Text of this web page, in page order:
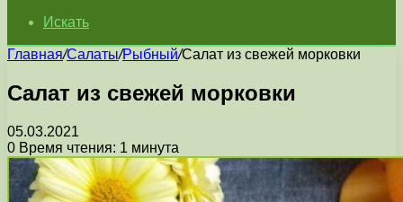
Искать
Главная/Салаты/Рыбный/Салат из свежей морковки
Салат из свежей морковки
05.03.2021
0 Время чтения: 1 минута